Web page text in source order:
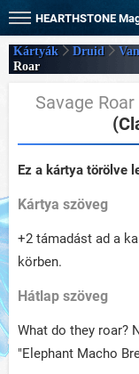
HEARTHSTONE
Kártyák Druid
Roar
Savage Roar
Ez a kártya törölve
Kártya szöveg
+2 támadást ad a
körben.
Hátlap szöveg
What do they roar?
"Elephant Macho